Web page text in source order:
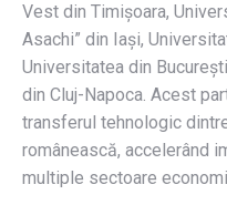
Vest din Timișoara,
Asachi” din Iași,
Universitatea din
din Cluj-Napoca. Acest
transferul tehnologic
românească, accelerând
multiple sectoare